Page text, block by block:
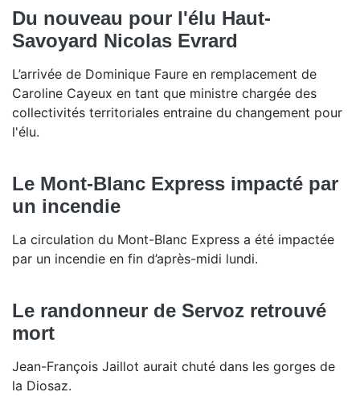
Du nouveau pour l'élu Haut-
Savoyard Nicolas Evrard
L’arrivée de Dominique Faure en remplacement de
Caroline Cayeux en tant que ministre chargée des
collectivités territoriales entraine du changement pour
l'élu.
Le Mont-Blanc Express impacté par
un incendie
La circulation du Mont-Blanc Express a été impactée
par un incendie en fin d’après-midi lundi.
Le randonneur de Servoz retrouvé
mort
Jean-François Jaillot aurait chuté dans les gorges de
la Diosaz.